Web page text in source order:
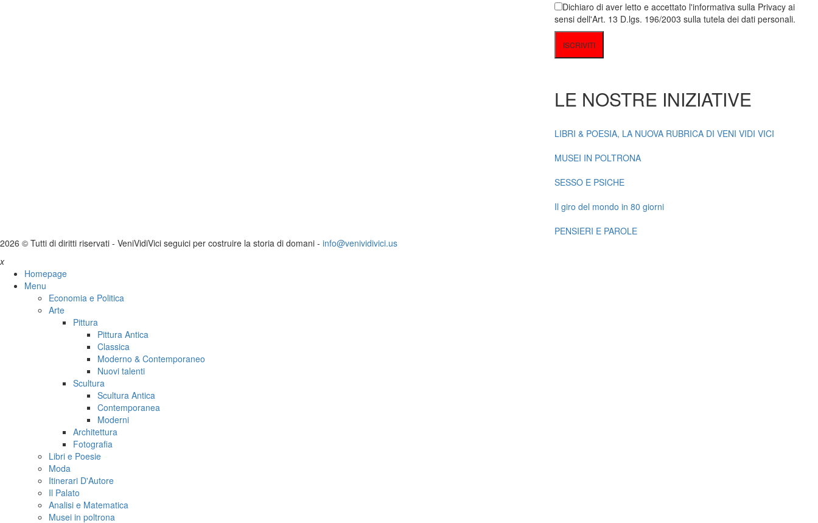
Dichiaro di aver letto e accettato l'informativa sulla Privacy ai
sensi dell'Art. 13 D.lgs. 196/2003 sulla tutela dei dati personali.
LE NOSTRE INIZIATIVE
LIBRI & POESIA, LA NUOVA RUBRICA DI VENI VIDI VICI
MUSEI IN POLTRONA
SESSO E PSICHE
Il giro del mondo in 80 giorni
PENSIERI E PAROLE
2026 © Tutti di diritti riservati - VeniVidiVici seguici per costruire la storia di domani - info@venividivici.us
x
Homepage
Menu
Economia e Politica
Arte
Pittura
Pittura Antica
Classica
Moderno & Contemporaneo
Nuovi talenti
Scultura
Scultura Antica
Contemporanea
Moderni
Architettura
Fotografia
Libri e Poesie
Moda
Itinerari D'Autore
Il Palato
Analisi e Matematica
Musei in poltrona